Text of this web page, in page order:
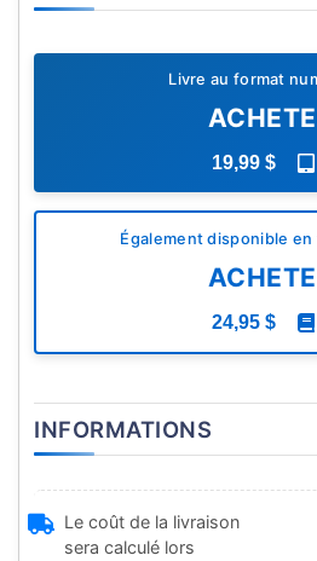
Livre au format
19,99 $
Également disponible
24,95 $
INFORMATIONS
Le coût de la livraison
sera calculé lors